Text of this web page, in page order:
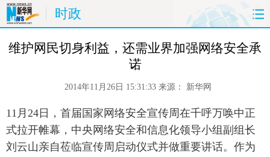
时政
首页 时政 国际 财经
思客 地方 法治
港澳 台湾 华人 汽车
维护网民切身利益，还需业界加强网络安全承
诺
2014年11月26日 15:31:33 来源： 新华网
11月24日，首届国家网络安全宣传周在千呼万唤中正
式拉开帷幕，中央网络安全和信息化领导小组副组长
刘云山亲自莅临宣传周启动仪式并做重要讲话。作为